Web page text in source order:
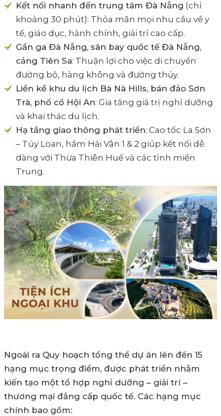
Kết nối nhanh đến trung tâm Đà Nẵng (chỉ
khoảng 30 phút): Thỏa mãn mọi nhu cầu về y
tế, giáo dục, hành chính, giải trí cao cấp.
Gần ga Đà Nẵng, sân bay quốc tế Đà Nẵng,
cảng Tiên Sa: Thuận lợi cho việc di chuyển
đường bộ, hàng không và đường thủy.
Liền kề khu du lịch Bà Nà Hills, bán đảo Sơn
Trà, phố cổ Hội An: Gia tăng giá trị nghỉ dưỡng
và khai thác du lịch.
Hạ tầng giao thông phát triển: Cao tốc La Sơn
– Túy Loan, hầm Hải Vân 1 & 2 giúp kết nối dễ
dàng với Thừa Thiên Huế và các tỉnh miền
Trung.
Ngoài ra Quy hoạch tổng thể dự án lên đến 15
hạng mục trọng điểm, được phát triển nhằm
kiến tạo một tổ hợp nghỉ dưỡng – giải trí –
thương mại đẳng cấp quốc tế. Các hạng mục
chính bao gồm: